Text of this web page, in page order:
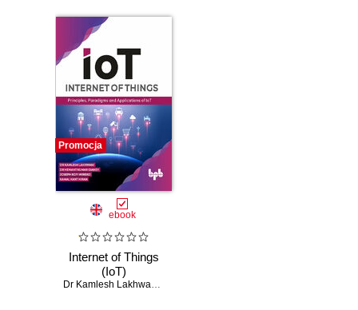
Promocja
ebook
Internet of Things
(IoT)
Dr Kamlesh Lakhwani,